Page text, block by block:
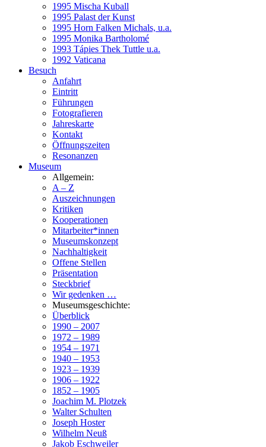
1995 Mischa Kuball
1995 Palast der Kunst
1995 Horn Falken Michals, u.a.
1995 Monika Bartholomé
1993 Tápies Thek Tuttle u.a.
1992 Vaticana
Besuch
Anfahrt
Eintritt
Führungen
Fotografieren
Jahreskarte
Kontakt
Öffnungszeiten
Resonanzen
Museum
Allgemein:
A – Z
Auszeichnungen
Kritiken
Kooperationen
Mitarbeiter*innen
Museumskonzept
Nachhaltigkeit
Offene Stellen
Präsentation
Steckbrief
Wir gedenken …
Museumsgeschichte:
Überblick
1990 – 2007
1972 – 1989
1954 – 1971
1940 – 1953
1923 – 1939
1906 – 1922
1852 – 1905
Joachim M. Plotzek
Walter Schulten
Joseph Hoster
Wilhelm Neuß
Jakob Eschweiler